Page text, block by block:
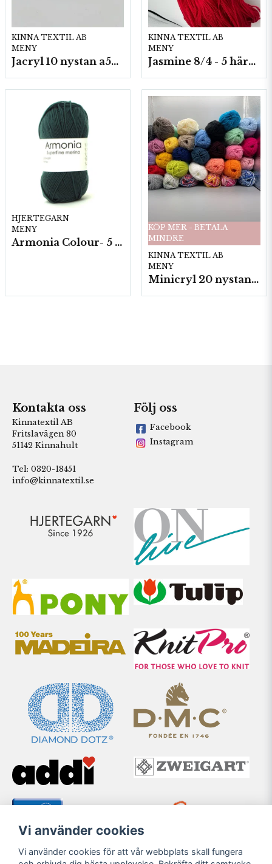
KINNA TEXTIL AB
MENY
Jacryl 10 nystan a50g./fp.
KINNA TEXTIL AB
MENY
Jasmine 8/4 - 5 härvor a200g./fp.
HJERTEGARN
MENY
Armonia Colour- 5 härv/fp. a100 g.
KÖP MER - BETALA
MINDRE
KINNA TEXTIL AB
MENY
Minicryl 20 nystan a25g./fp.
Kontakta oss
Kinnatextil AB
Fritslavägen 80
51142 Kinnahult
Tel: 0320-18451
info@kinnatextil.se
Följ oss
Facebook
Instagram
Vi använder cookies
Vi använder cookies för att vår webbplats skall fungera